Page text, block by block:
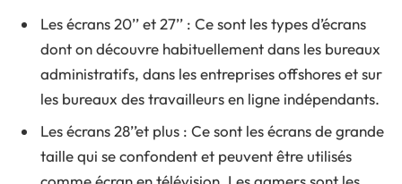
Les écrans 20’’ et 27’’ : Ce sont les types d’écrans
dont on découvre habituellement dans les bureaux
administratifs, dans les entreprises offshores et sur
les bureaux des travailleurs en ligne indépendants.
Les écrans 28’’et plus : Ce sont les écrans de grande
taille qui se confondent et peuvent être utilisés